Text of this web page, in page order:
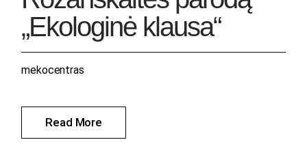
„Ekologinė klausa“
Read More
mekocentras